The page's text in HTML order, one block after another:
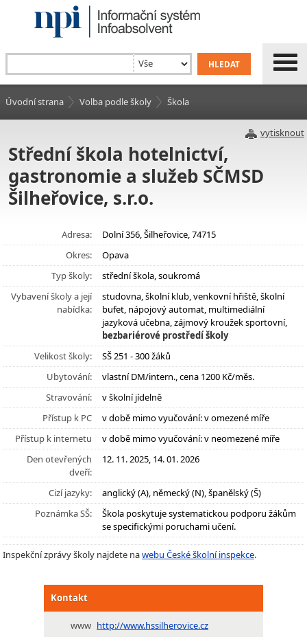
Úvodní strana Volba podle školy Škola
vytisknout
Střední škola hotelnictví,
gastronomie a služeb SČMSD
Šilheřovice, s.r.o.
Adresa:
Dolní 356, Šilheřovice, 74715
Okres:
Opava
Typ školy:
střední škola, soukromá
Vybavení školy a její
nabídka:
studovna, školní klub, venkovní hřiště, školní
bufet, nápojový automat, multimediální
jazyková učebna, zájmový kroužek sportovní,
bezbariérové prostředí školy
Velikost školy:
SŠ 251 - 300 žáků
Ubytování:
vlastní DM/intern., cena 1200 Kč/měs.
Stravování:
v školní jídelně
Přístup k PC
v době mimo vyučování: v omezené míře
Přístup k internetu
v době mimo vyučování: v neomezené míře
Den otevřených
dveří:
12. 11. 2025, 14. 01. 2026
Cizí jazyky:
anglický (A), německý (N), španělský (Š)
Poznámka SŠ:
Škola poskytuje systematickou podporu žákům
se specifickými poruchami učení.
Inspekční zprávy školy najdete nawebu České školní inspekce.
Kontakt
www http://www.hssilherovice.cz